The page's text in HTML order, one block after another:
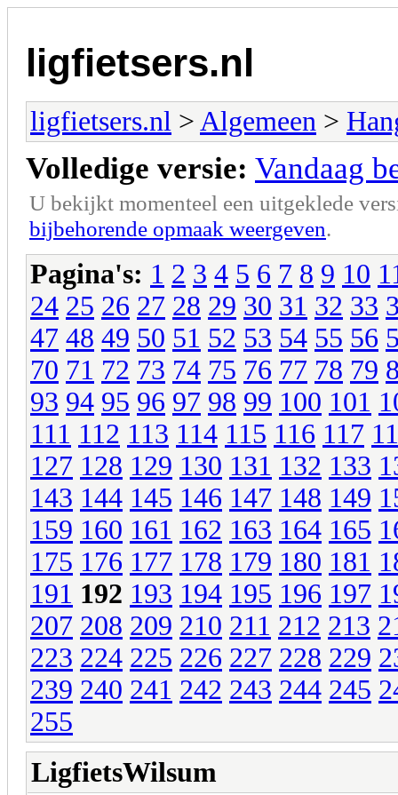
ligfietsers.nl
ligfietsers.nl > Algemeen >
Volledige versie: Vandaag
U bekijkt momenteel een uitgeklede
bijbehorende opmaak weergeven.
Pagina's: 1 2 3 4 5 6 7 8 9 10
24 25 26 27 28 29 30 31 32 33
47 48 49 50 51 52 53 54 55 56
70 71 72 73 74 75 76 77 78 79
93 94 95 96 97 98 99 100 101
111 112 113 114 115 116 117
127 128 129 130 131 132 133
143 144 145 146 147 148 149
159 160 161 162 163 164 165
175 176 177 178 179 180 181
191 192 193 194 195 196 197
207 208 209 210 211 212 213
223 224 225 226 227 228 229
239 240 241 242 243 244 245
255
LigfietsWilsum